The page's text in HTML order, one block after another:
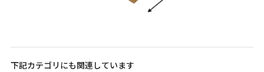
下記カテゴリにも関連しています